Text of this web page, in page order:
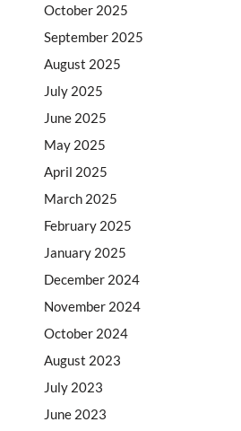
October 2025
September 2025
August 2025
July 2025
June 2025
May 2025
April 2025
March 2025
February 2025
January 2025
December 2024
November 2024
October 2024
August 2023
July 2023
June 2023